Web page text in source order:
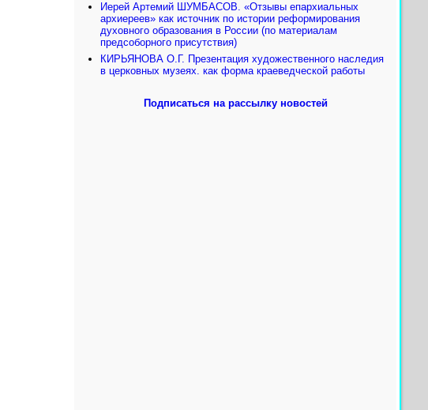
Иерей Артемий ШУМБАСОВ. «Отзывы епархиальных
архиереев» как источник по истории реформирования
духовного образования в России (по материалам
предсоборного присутствия)
КИРЬЯНОВА О.Г. Презентация художественного наследия
в церковных музеях. как форма краеведческой работы
Подписаться на рассылку новостей